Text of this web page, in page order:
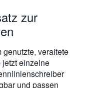
zur
veraltete
einzelne
und passen